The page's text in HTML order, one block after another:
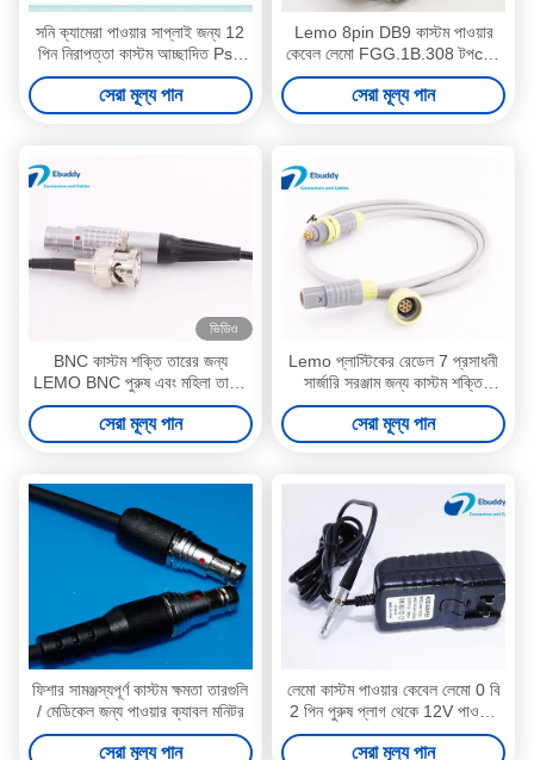
সনি ক্যামেরা পাওয়ার সাপ্লাই জন্য 12
পিন নিরাপত্তা কাস্টম আচ্ছাদিত Psu
তারের
সেরা মূল্য পান
Lemo 8pin DB9 কাস্টম পাওয়ার
কেবেল লেমো FGG.1B.308 টপcon
মোট স্টেশন জন্য পুরুষ তারের
সেরা মূল্য পান
ভিডিও
BNC কাস্টম শক্তি তারের জন্য
LEMO BNC পুরুষ এবং মহিলা তারের
FGG 0B 1B 2B 3B
সেরা মূল্য পান
Lemo প্লাস্টিকের রেডেল 7 প্রসাধনী
সার্জারি সরঞ্জাম জন্য কাস্টম শক্তি
তারগুলি
সেরা মূল্য পান
ফিশার সামঞ্জস্যপূর্ণ কাস্টম ক্ষমতা তারগুলি
/ মেডিকেল জন্য পাওয়ার ক্যাবল মনিটর
সেরা মূল্য পান
লেমো কাস্টম পাওয়ার কেবেল লেমো 0 বি
2 পিন পুরুষ প্লাগ থেকে 12V পাওয়ার
অ্যাডাপ্টারের তারের
সেরা মূল্য পান